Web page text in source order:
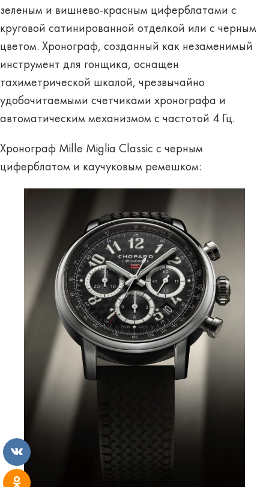
зеленым и вишнево-красным циферблатами с
круговой сатинированной отделкой или с черным
цветом. Хронограф, созданный как незаменимый
инструмент для гонщика, оснащен
тахиметрической шкалой, чрезвычайно
удобочитаемыми счетчиками хронографа и
автоматическим механизмом с частотой 4 Гц.
Хронограф Mille Miglia Classic с черным
циферблатом и каучуковым ремешком: